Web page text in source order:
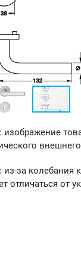
изображение
за колебания
отличаться от